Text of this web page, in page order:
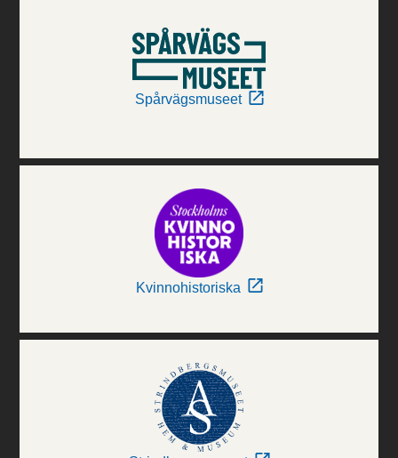
Spårvägsmuseet
Kvinnohistoriska